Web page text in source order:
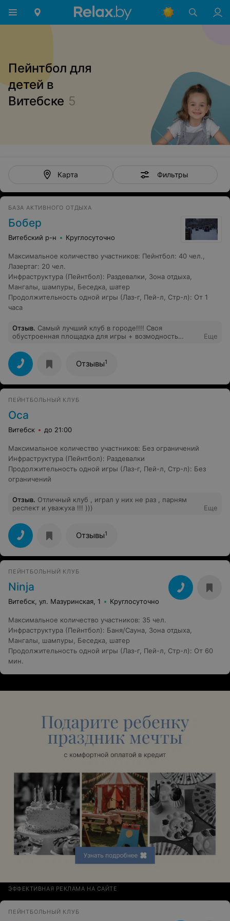
Пейнтбол для
детей в
Витебске 5
Карта Фильтры
БАЗА АКТИВНОГО ОТДЫХА
Бобер
Витебский р-н Круглосуточно
Максимальное количество участников: Пейнтбол: 40 чел.,
Лазертаг: 20 чел.
Инфраструктура (Пейнтбол): Раздевалки Зона отдыха
Мангалы, шампуры
Беседка, шатер
Продолжительность одной игры (Лаз-г, Пей-л, Стр-л): От 1
часа
Отзыв. Самый лучший клуб в городе!!!! Своя
обустроенная площадка для игры + возмодность
них играть!!! Респект и уважуха Вам!
Еще
Отзывы1
ПЕЙНТБОЛЬНЫЙ КЛУБ
Оса
Витебск до 21:00
Максимальное количество участников: Без ограничений
Инфраструктура (Пейнтбол): Раздевалки
Продолжительность одной игры (Лаз-г, Пей-л, Стр-л): Без
ограничений
Отзыв. Отличный клуб , играл у них не раз , парням
респект и уважуха !!! )))
Еще
Отзывы1
ПЕЙНТБОЛЬНЫЙ КЛУБ
Ninja
Витебск, ул. Мазуринская, 1 Круглосуточно
Максимальное количество участников: 35 чел.
Инфраструктура (Пейнтбол): Баня/Сауна Зона отдыха
Мангалы, шампуры
Беседка, шатер
Продолжительность одной игры (Лаз-г, Пей-л, Стр-л): От 60
мин.
ЭФФЕКТИВНАЯ РЕКЛАМА НА САЙТЕ
ПЕЙНТБОЛЬНЫЙ КЛУБ